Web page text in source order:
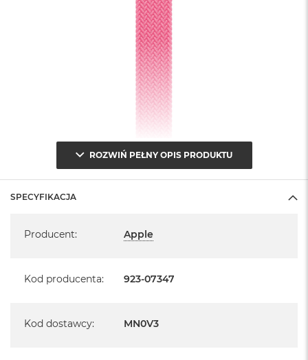
o
1
2
G
M
o
A
i
ROZWIŃ PEŁNY OPIS PRODUKTU
SPECYFIKACJA
Producent: Apple
Kod producenta: 923-07347
Kod dostawcy: MN0V3